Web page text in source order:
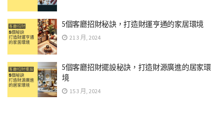
5個客廳招財秘訣，打造財運亨通的家居環境
21 3 月, 2024
5個客廳招財擺設秘訣，打造財源廣進的居家環
境
15 3 月, 2024